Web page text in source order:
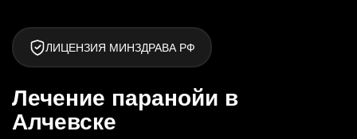
ЛИЦЕНЗИЯ МИНЗДРАВА РФ
Лечение паранойи в
Алчевске